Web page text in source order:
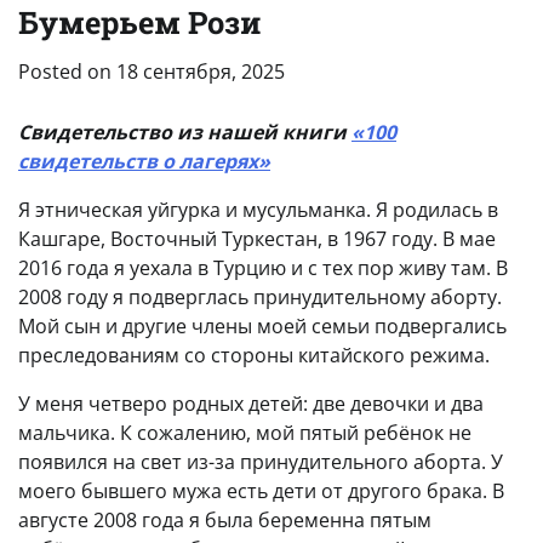
Бумерьем Рози
Posted on 18 сентября, 2025
Свидетельство из нашей книги«100
свидетельств о лагерях»
Я этническая уйгурка и мусульманка. Я родилась в
Кашгаре, Восточный Туркестан, в 1967 году. В мае
2016 года я уехала в Турцию и с тех пор живу там. В
2008 году я подверглась принудительному аборту.
Мой сын и другие члены моей семьи подвергались
преследованиям со стороны китайского режима.
У меня четверо родных детей: две девочки и два
мальчика. К сожалению, мой пятый ребёнок не
появился на свет из-за принудительного аборта. У
моего бывшего мужа есть дети от другого брака. В
августе 2008 года я была беременна пятым